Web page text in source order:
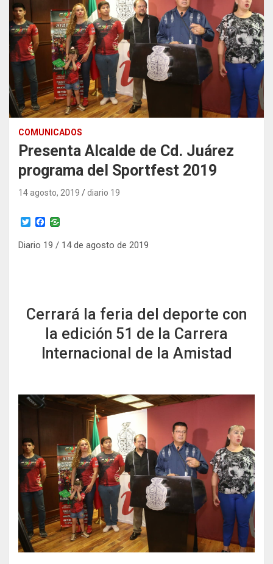
COMUNICADOS
Presenta Alcalde de Cd. Juárez
programa del Sportfest 2019
14 agosto, 2019 diario 19
T
i
t
F
c
e
Diario 19 / 14 de agosto de 2019
Cerrará la feria del deporte con
la edición 51 de la Carrera
Internacional de la Amistad